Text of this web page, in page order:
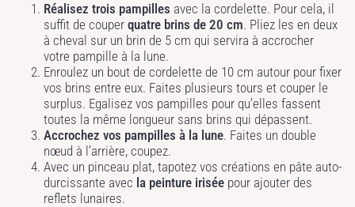
Réalisez trois pampilles avec la cordelette. Pour cela, il
suffit de couperquatre brins de 20 cm. Pliez les en deux
à cheval sur un brin de 5 cm qui servira à accrocher
votre pampille à la lune.
Enroulez un bout de cordelette de 10 cm autour pour fixer
vos brins entre eux. Faites plusieurs tours et couper le
surplus. Egalisez vos pampilles pour qu’elles fassent
toutes la même longueur sans brins qui dépassent.
Accrochez vos pampilles à la lune. Faites un double
nœud à l’arrière, coupez.
Avec un pinceau plat, tapotez vos créations en pâte auto-
durcissante avec la peinture irisée pour ajouter des
reflets lunaires.